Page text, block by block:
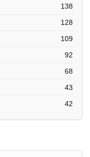
138
128
109
92
68
43
42